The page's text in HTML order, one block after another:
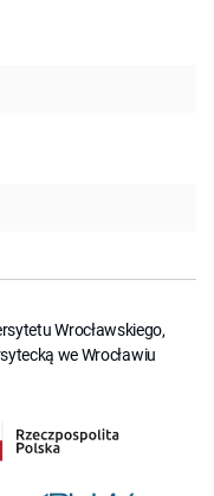
Wrocławskiego,
we Wrocławiu